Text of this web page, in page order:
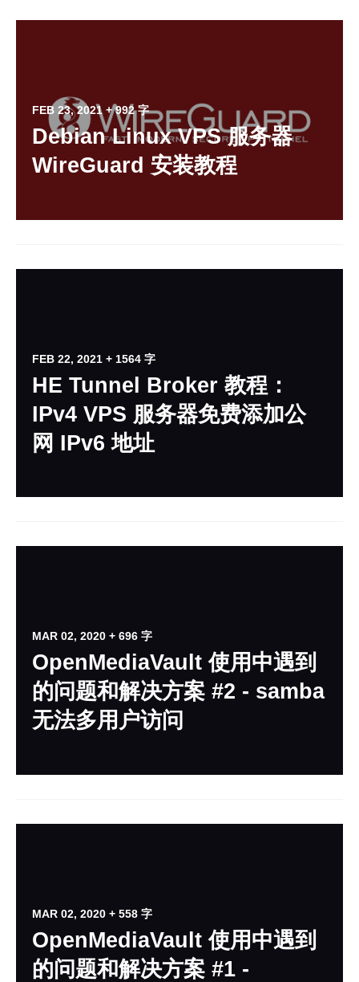
FEB 23, 2021 + 992 字
Debian Linux VPS 服务器
WireGuard 安装教程
FEB 22, 2021 + 1564 字
HE Tunnel Broker 教程：
IPv4 VPS 服务器免费添加公
网 IPv6 地址
MAR 02, 2020 + 696 字
OpenMediaVault 使用中遇到
的问题和解决方案 #2 - samba
无法多用户访问
MAR 02, 2020 + 558 字
OpenMediaVault 使用中遇到
的问题和解决方案 #1 -